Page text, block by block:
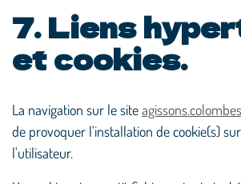
7. Liens
et cookies.
La navigation sur le site
de provoquer l'installation de cookie(s)
l'utilisateur.